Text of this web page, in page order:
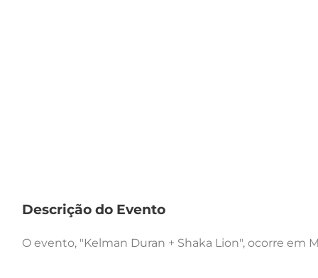
Descrição do Evento
O evento, "Kelman Duran + Shaka Lion", ocorre em